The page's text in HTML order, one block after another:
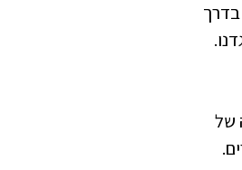
של